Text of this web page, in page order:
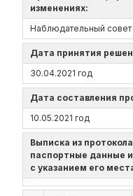
изменениях:
Наблюдательный
Дата принятия
30.04.2021 год
Дата составления
10.05.2021 год
Выписка из
паспортные данные
с указанием его